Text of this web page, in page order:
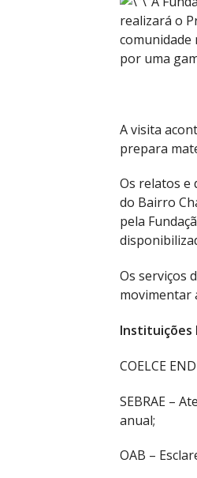
realizará o
comunidade
por uma
A visita
prepara
Os relatos e
do Bairro
pela
Os serviços
movimentar
Instituições
COELCE
SEBRAE –
anual;
OAB –